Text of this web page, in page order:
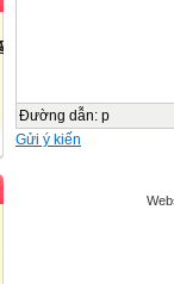
Đường dẫn: p
Gửi ý kiến